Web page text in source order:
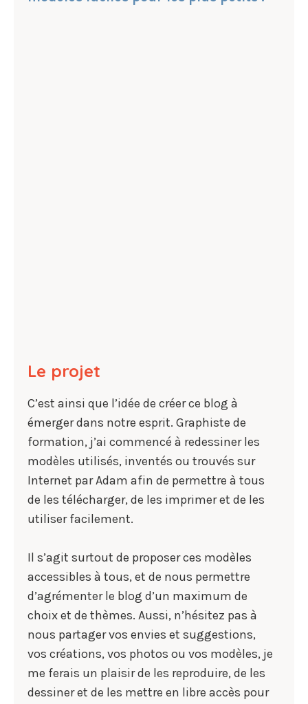
Le projet
C’est ainsi que l’idée de créer ce blog à
émerger dans notre esprit. Graphiste de
formation, j’ai commencé à redessiner les
modèles utilisés, inventés ou trouvés sur
Internet par Adam afin de permettre à tous
de les télécharger, de les imprimer et de les
utiliser facilement.
Il s’agit surtout de proposer ces modèles
accessibles à tous, et de nous permettre
d’agrémenter le blog d’un maximum de
choix et de thèmes. Aussi, n’hésitez pas à
nous partager vos envies et suggestions,
vos créations, vos photos ou vos modèles, je
me ferais un plaisir de les reproduire, de les
dessiner et de les mettre en libre accès pour